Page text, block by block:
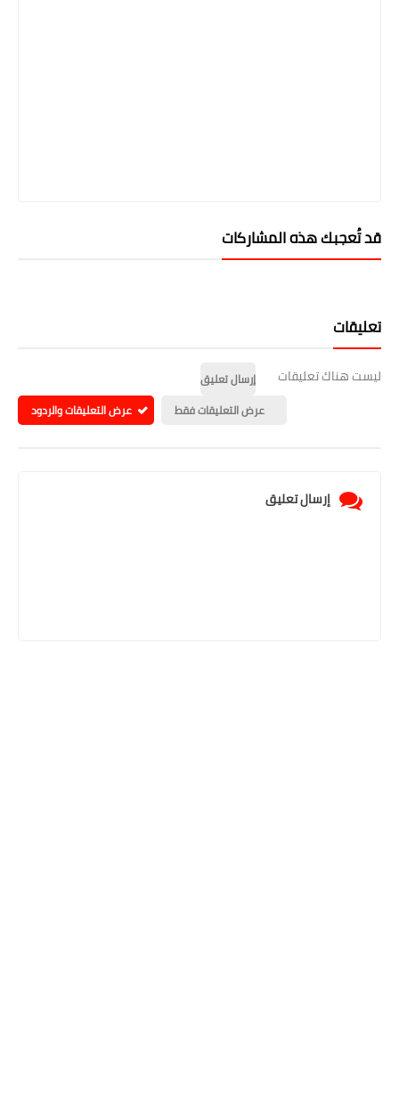
قد تُعجبك هذه المشاركات
تعليقات
ليست هناك تعليقات
إرسال تعليق
عرض التعليقات فقط
عرض التعليقات والردود
إرسال تعليق